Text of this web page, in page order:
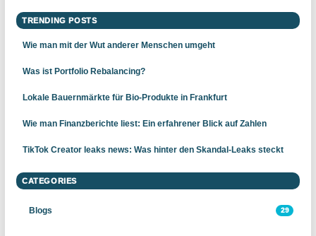
TRENDING POSTS
Wie man mit der Wut anderer Menschen umgeht
Was ist Portfolio Rebalancing?
Lokale Bauernmärkte für Bio-Produkte in Frankfurt
Wie man Finanzberichte liest: Ein erfahrener Blick auf Zahlen
TikTok Creator leaks news: Was hinter den Skandal-Leaks steckt
CATEGORIES
Blogs 29